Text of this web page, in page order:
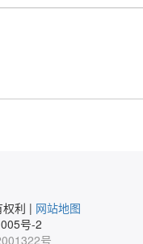
利 | 网站地图
号-2
号